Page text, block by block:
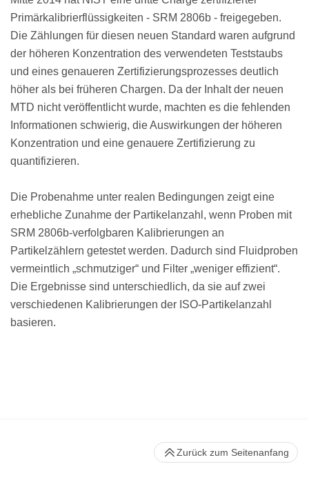
Primärkalibrierflüssigkeiten - SRM 2806b - freigegeben.
Die Zählungen für diesen neuen Standard waren aufgrund
der höheren Konzentration des verwendeten Teststaubs
und eines genaueren Zertifizierungsprozesses deutlich
höher als bei früheren Chargen. Da der Inhalt der neuen
MTD nicht veröffentlicht wurde, machten es die fehlenden
Informationen schwierig, die Auswirkungen der höheren
Konzentration und eine genauere Zertifizierung zu
quantifizieren.
Die Probenahme unter realen Bedingungen zeigt eine
erhebliche Zunahme der Partikelanzahl, wenn Proben mit
SRM 2806b-verfolgbaren Kalibrierungen an
Partikelzählern getestet werden. Dadurch sind Fluidproben
vermeintlich „schmutziger“ und Filter „weniger effizient“.
Die Ergebnisse sind unterschiedlich, da sie auf zwei
verschiedenen Kalibrierungen der ISO-Partikelanzahl
basieren.
Zurück zum Seitenanfang